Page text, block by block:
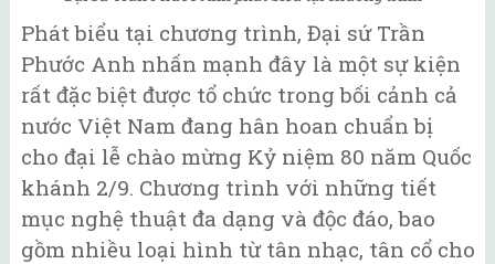
Phát biểu tại chương trình, Đại sứ Trần
Phước Anh nhấn mạnh đây là một sự kiện
rất đặc biệt được tổ chức trong bối cảnh cả
nước Việt Nam đang hân hoan chuẩn bị
cho đại lễ chào mừng Kỷ niệm 80 năm Quốc
khánh 2/9. Chương trình với những tiết
mục nghệ thuật đa dạng và độc đáo, bao
gồm nhiều loại hình từ tân nhạc, tân cổ cho